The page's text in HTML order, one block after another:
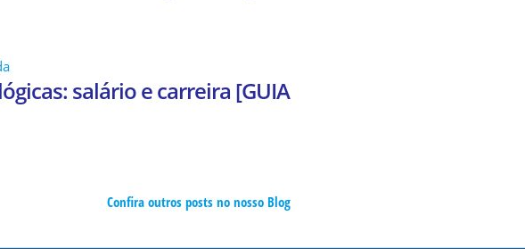
salário e carreira [GUIA
Confira outros posts no nosso Blog